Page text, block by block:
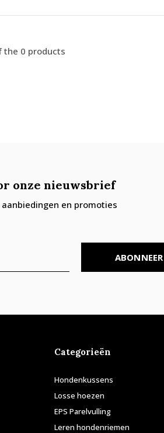
the 0 products
onze nieuwsbrief
en promoties
ABONNEER
Categorieën
Hondenkussens
Losse hoezen
EPS Parelvulling
Leren hondenriemen